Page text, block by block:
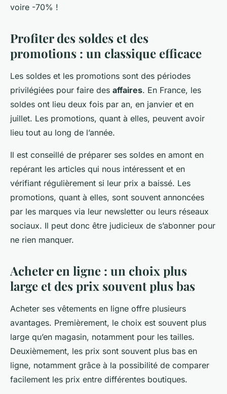
voire -70% !
Profiter des soldes et des
promotions : un classique efficace
Les soldes et les promotions sont des périodes
privilégiées pour faire des affaires. En France, les
soldes ont lieu deux fois par an, en janvier et en
juillet. Les promotions, quant à elles, peuvent avoir
lieu tout au long de l’année.
Il est conseillé de préparer ses soldes en amont en
repérant les articles qui nous intéressent et en
vérifiant régulièrement si leur prix a baissé. Les
promotions, quant à elles, sont souvent annoncées
par les marques via leur newsletter ou leurs réseaux
sociaux. Il peut donc être judicieux de s’abonner pour
ne rien manquer.
Acheter en ligne : un choix plus
large et des prix souvent plus bas
Acheter ses vêtements en ligne offre plusieurs
avantages. Premièrement, le choix est souvent plus
large qu’en magasin, notamment pour les tailles.
Deuxièmement, les prix sont souvent plus bas en
ligne, notamment grâce à la possibilité de comparer
facilement les prix entre différentes boutiques.